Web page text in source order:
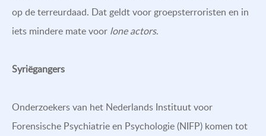
op de terreurdaad. Dat geldt voor groepsterroristen en in
iets mindere mate voor lone actors.
Syriëgangers
Onderzoekers van het Nederlands Instituut voor
Forensische Psychiatrie en Psychologie (NIFP) komen tot